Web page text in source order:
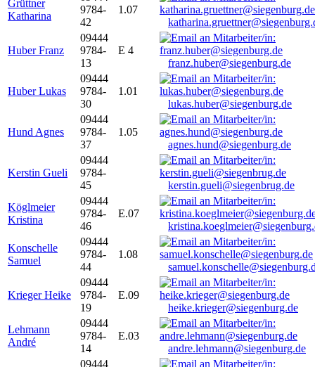
Grüttner
Katharina
9784-
42
1.07
Huber Franz
09444
9784-
13
E 4
franz.huber@siegenburg.de
Huber Lukas
09444
9784-
30
1.01
lukas.huber@siegenburg.de
Hund Agnes
09444
9784-
37
1.05
agnes.hund@siegenburg.de
Kerstin Gueli
09444
9784-
45
kerstin.gueli@siegenbrug.de
Köglmeier
Kristina
09444
9784-
46
E.07
Konschelle
Samuel
09444
9784-
44
1.08
Krieger Heike
09444
9784-
19
E.09
heike.krieger@siegenburg.de
Lehmann
André
09444
9784-
14
E.03
andre.lehmann@siegenburg.de
09444